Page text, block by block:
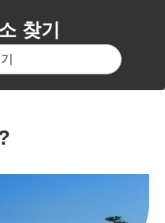
찾기